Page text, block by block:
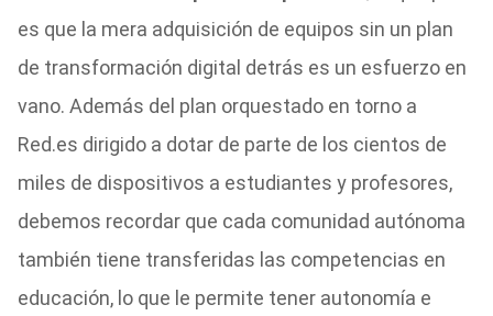
es que la mera adquisición de equipos sin un plan
de transformación digital detrás es un esfuerzo en
vano. Además del plan orquestado en torno a
Red.es dirigido a dotar de parte de los cientos de
miles de dispositivos a estudiantes y profesores,
debemos recordar que cada comunidad autónoma
también tiene transferidas las competencias en
educación, lo que le permite tener autonomía e